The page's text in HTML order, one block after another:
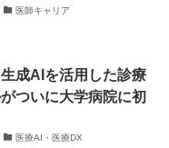
医師キャリア
成AIを活用した診療
ついに大学病院に初
医療AI・医療DX